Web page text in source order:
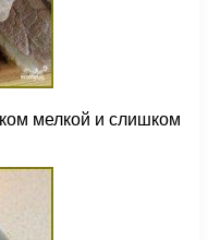
мелкой и слишком